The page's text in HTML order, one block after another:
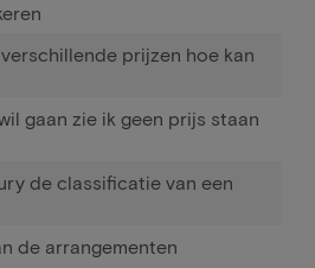
prijzen hoe kan
gaan zie ik geen prijs staan
de classificatie van een
de arrangementen